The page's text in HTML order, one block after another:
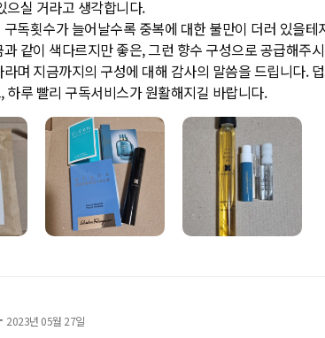
으실 거라고 생각합니다.
독횟수가 늘어날수록 중복에 대한 불만이 더러 있을테
같이 색다르지만 좋은, 그런 향수 구성으로 공급해주
며 지금까지의 구성에 대해 감사의 말씀을 드립니다.
하루 빨리 구독서비스가 원활해지길 바랍니다.
2023년 05월 27일